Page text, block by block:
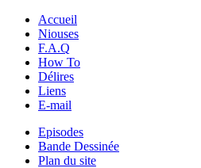
Accueil
Niouses
F.A.Q
How To
Délires
Liens
E-mail
Episodes
Bande Dessinée
Plan du site